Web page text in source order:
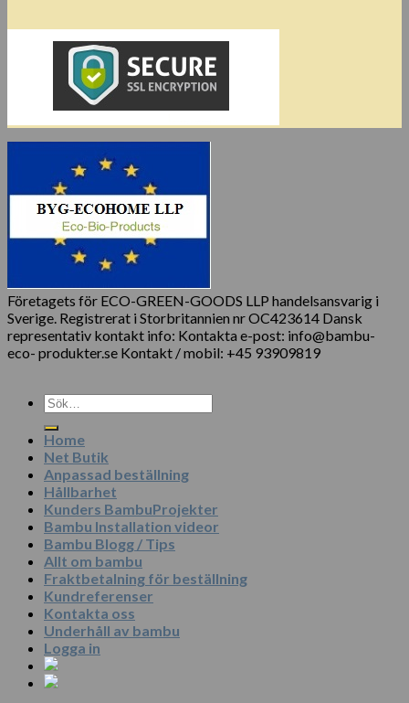
Företagets för ECO-GREEN-GOODS LLP handelsansvarig i
Sverige. Registrerat i Storbritannien nr OC423614 Dansk
representativ kontakt info: Kontakta e-post: info@bambu-
eco- produkter.se Kontakt / mobil: +45 93909819
Sök
efter:
Home
Net Butik
Anpassad beställning
Hållbarhet
Kunders BambuProjekter
Bambu Installation videor
Bambu Blogg / Tips
Allt om bambu
Fraktbetalning för beställning
Kundreferenser
Kontakta oss
Underhåll av bambu
Logga in